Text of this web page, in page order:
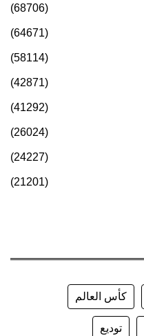
(68706)
(64671)
(58114)
(42871)
(41292)
(26024)
(24227)
(21201)
كأس العالم
توديع